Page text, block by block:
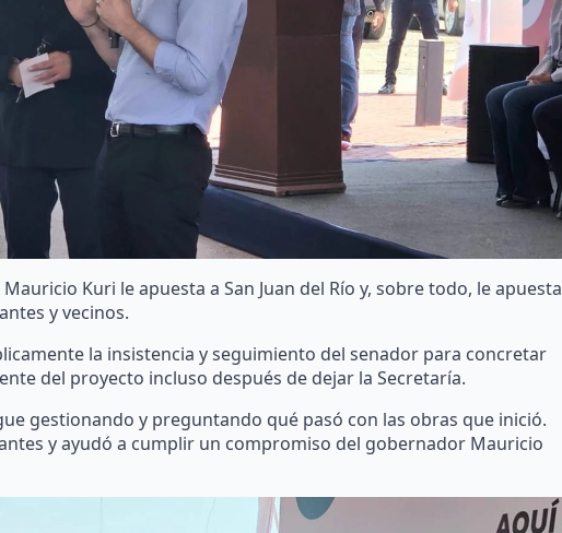
Kuri le apuesta a San Juan del Río y, sobre todo, le apuesta
y vecinos.
la insistencia y seguimiento del senador para concretar
del proyecto incluso después de dejar la Secretaría.
gestionando y preguntando qué pasó con las obras que inició.
y ayudó a cumplir un compromiso del gobernador Mauricio